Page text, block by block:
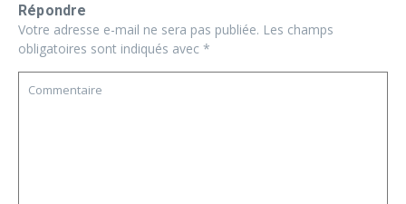
Répondre
Votre adresse e-mail ne sera pas publiée. Les champs
obligatoires sont indiqués avec *